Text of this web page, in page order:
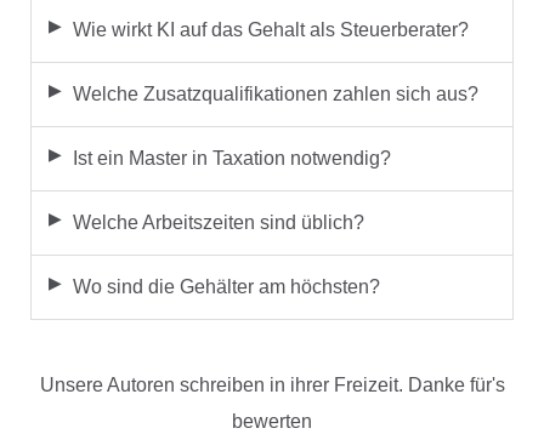
Wie wirkt KI auf das Gehalt als Steuerberater?
Welche Zusatzqualifikationen zahlen sich aus?
Ist ein Master in Taxation notwendig?
Welche Arbeitszeiten sind üblich?
Wo sind die Gehälter am höchsten?
Unsere Autoren schreiben in ihrer Freizeit. Danke für's
bewerten